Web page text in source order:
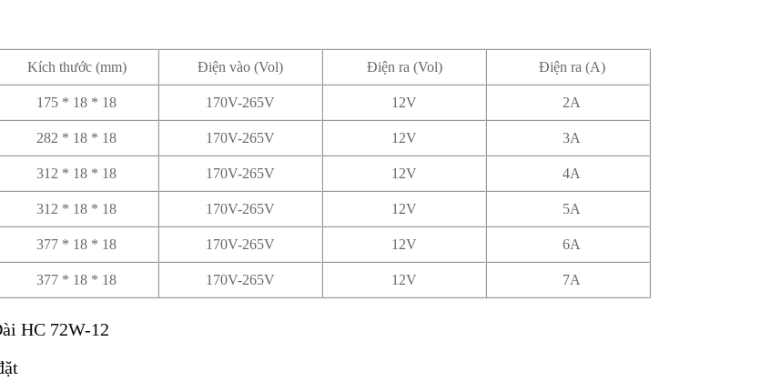
Kích thước (mm) Điện vào (Vol) Điện ra (Vol) Điện ra (A)
175 * 18 * 18 170V-265V 12V 2A
282 * 18 * 18 170V-265V 12V 3A
312 * 18 * 18 170V-265V 12V 4A
312 * 18 * 18 170V-265V 12V 5A
377 * 18 * 18 170V-265V 12V 6A
377 * 18 * 18 170V-265V 12V 7A
HC 72W-12